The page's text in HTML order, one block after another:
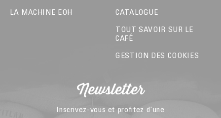
LA MACHINE EOH
CATALOGUE
TOUT SAVOIR SUR LE
CAFÉ
GESTION DES COOKIES
Newsletter
Inscrivez-vous et profitez d'une